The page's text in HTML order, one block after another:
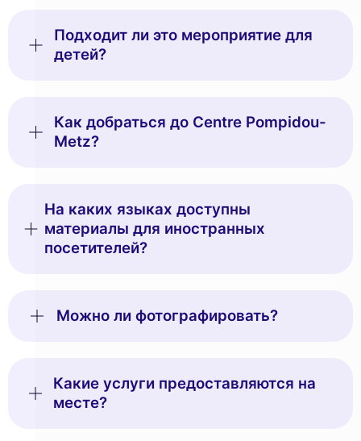
Подходит ли это мероприятие для
детей?
Как добраться до Centre Pompidou-
Metz?
На каких языках доступны
материалы для иностранных
посетителей?
Можно ли фотографировать?
Какие услуги предоставляются на
месте?